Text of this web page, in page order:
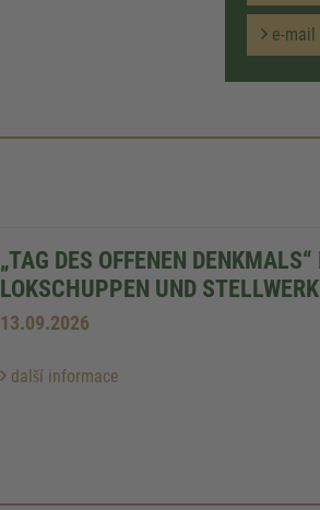
e-mail
„TAG DES OFFENEN
LOKSCHUPPEN UND
13.09.2026
další informace